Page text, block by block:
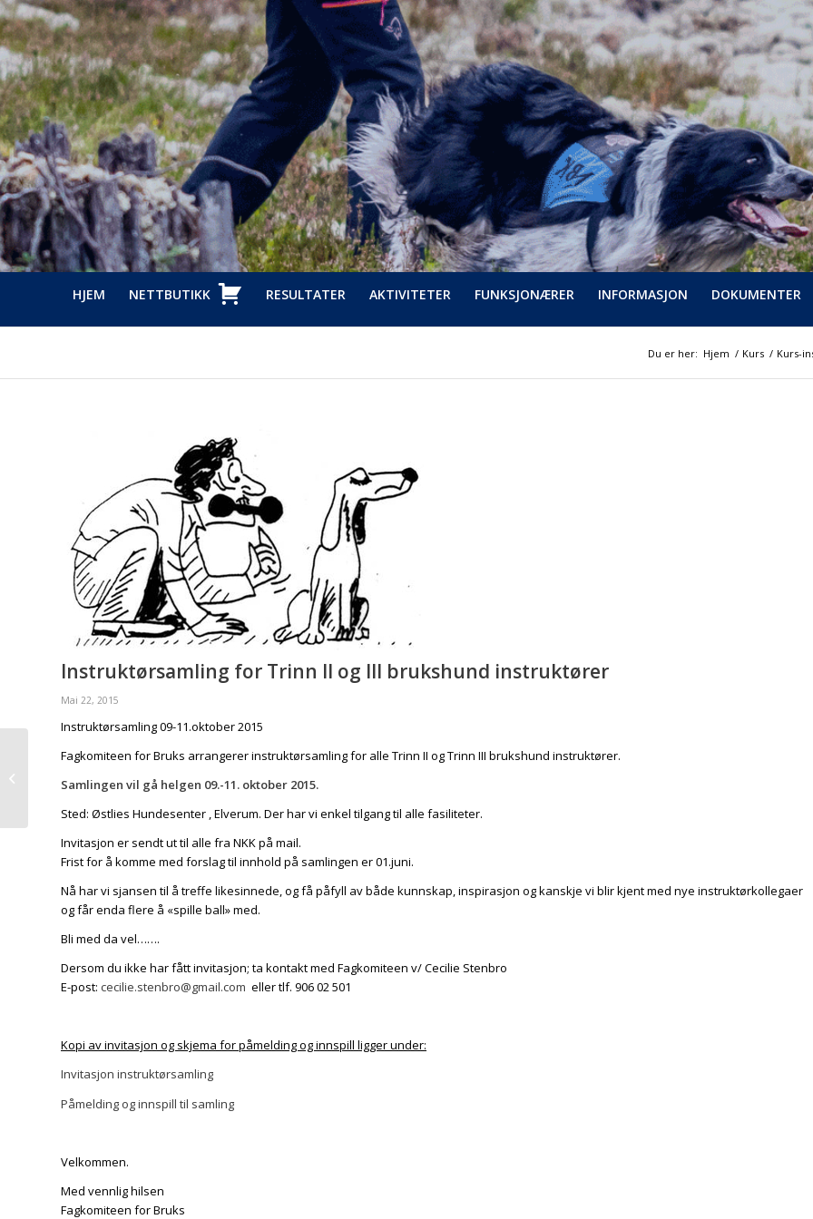
HJEM NETTBUTIKK RESULTATER AKTIVITETER FUNKSJONÆRER INFORMASJON DOKUMENTER
Du er her: Hjem / Kurs / Kurs-
Instruktørsamling for Trinn II og III brukshund instruktører
Mai 22, 2015
Instruktørsamling 09-11.oktober 2015
Fagkomiteen for Bruks arrangerer instruktørsamling for alle Trinn II og Trinn III brukshund instruktører.
Samlingen vil gå helgen 09.-11. oktober 2015.
Sted: Østlies Hundesenter , Elverum. Der har vi enkel tilgang til alle fasiliteter.
Invitasjon er sendt ut til alle fra NKK på mail.
Frist for å komme med forslag til innhold på samlingen er 01.juni.
Nå har vi sjansen til å treffe likesinnede, og få påfyll av både kunnskap, inspirasjon og kanskje vi blir kjent med nye instruktørkollegaer
og får enda flere å «spille ball» med.
Bli med da vel…….
Dersom du ikke har fått invitasjon; ta kontakt med Fagkomiteen v/ Cecilie Stenbro
E-post: cecilie.stenbro@gmail.com eller tlf. 906 02 501
Kopi av invitasjon og skjema for påmelding og innspill ligger under:
Invitasjon instruktørsamling
Påmelding og innspill til samling
Velkommen.
Med vennlig hilsen
Fagkomiteen for Bruks
The Challenge 2015